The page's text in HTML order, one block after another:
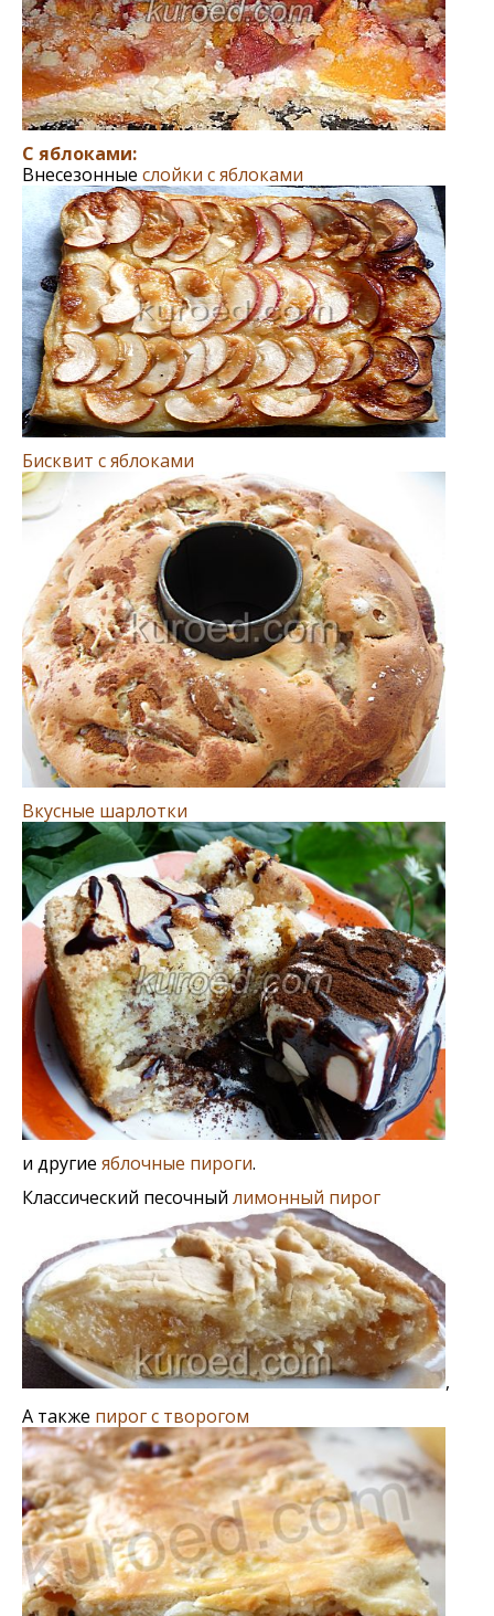
С яблоками:
Внесезонные слойки с яблоками
Бисквит с яблоками
Вкусные шарлотки
и другие яблочные пироги.
Классический песочный лимонный пирог
,
А также пирог с творогом